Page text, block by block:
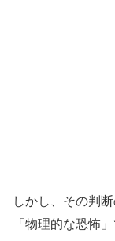
しかし、その判
「物理的な恐怖」